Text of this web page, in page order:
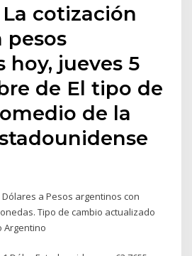
La cotización
pesos
hoy, jueves 5
de El tipo de
de la
a Pesos argentinos con
Tipo de cambio actualizado
Argentino